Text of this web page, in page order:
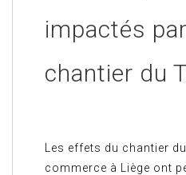
impactés
chantier du
Les effets du chantier
commerce à Liège ont